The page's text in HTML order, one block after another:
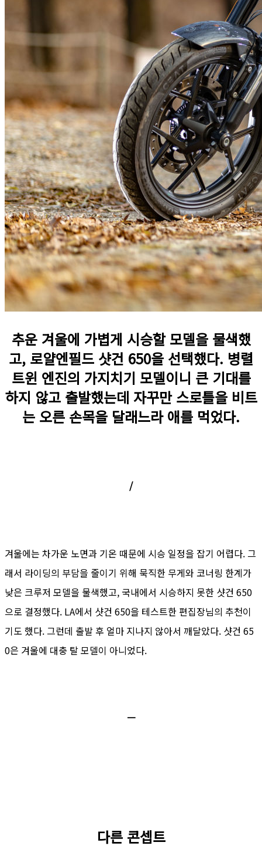
추운 겨울에 가볍게 시승할 모델을 물색했
고, 로얄엔필드 샷건 650을 선택했다. 병렬
트윈 엔진의 가지치기 모델이니 큰 기대를
하지 않고 출발했는데 자꾸만 스로틀을 비트
는 오른 손목을 달래느라 애를 먹었다.
/
겨울에는 차가운 노면과 기온 때문에 시승 일정을 잡기 어렵다. 그
래서 라이딩의 부담을 줄이기 위해 묵직한 무게와 코너링 한계가
낮은 크루저 모델을 물색했고, 국내에서 시승하지 못한 샷건 650
으로 결정했다. LA에서 샷건 650을 테스트한 편집장님의 추천이
기도 했다. 그런데 출발 후 얼마 지나지 않아서 깨달았다. 샷건 65
0은 겨울에 대충 탈 모델이 아니었다.
ㅡ
다른 콘셉트